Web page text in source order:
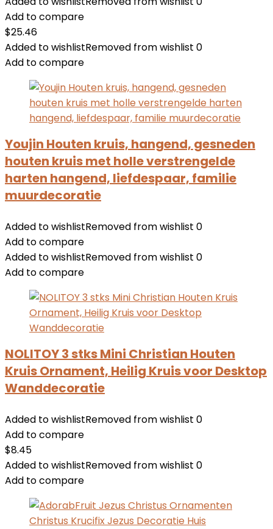
Add to compare
$25.46
Added to wishlistRemoved from wishlist 0
Add to compare
Youjin Houten kruis, hangend, gesneden
houten kruis met holle verstrengelde
harten hangend, liefdespaar, familie
muurdecoratie
Added to wishlistRemoved from wishlist 0
Add to compare
Added to wishlistRemoved from wishlist 0
Add to compare
NOLITOY 3 stks Mini Christian Houten
Kruis Ornament, Heilig Kruis voor Desktop
Wanddecoratie
Added to wishlistRemoved from wishlist 0
Add to compare
$8.45
Added to wishlistRemoved from wishlist 0
Add to compare